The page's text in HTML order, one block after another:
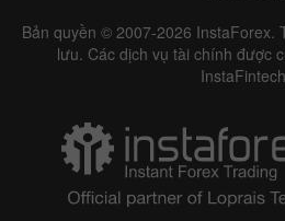
Data not found
Bản quyền © 2007-2026 InstaForex.
lưu. Các dịch vụ tài chính được